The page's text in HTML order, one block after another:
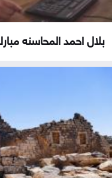
بلال احمد المحاسنه